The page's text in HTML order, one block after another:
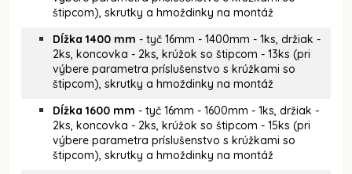
štipcom), skrutky a hmoždinky na montáž
Dĺžka 1400 mm - tyč 16mm - 1400mm - 1ks, držiak -
2ks, koncovka - 2ks, krúžok so štipcom - 13ks (pri
výbere parametra príslušenstvo s krúžkami so
štipcom), skrutky a hmoždinky na montáž
Dĺžka 1600 mm - tyč 16mm - 1600mm - 1ks, držiak -
2ks, koncovka - 2ks, krúžok so štipcom - 15ks (pri
výbere parametra príslušenstvo s krúžkami so
štipcom), skrutky a hmoždinky na montáž